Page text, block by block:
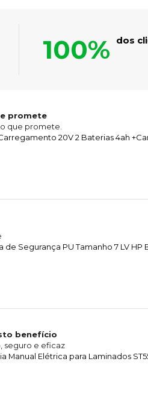
100% dos
promete
que promete.
20V 2 Baterias 4ah
de Segurança PU Tamanho 7 LV HP
benefício
seguro e eficaz
Manual Elétrica para Laminados